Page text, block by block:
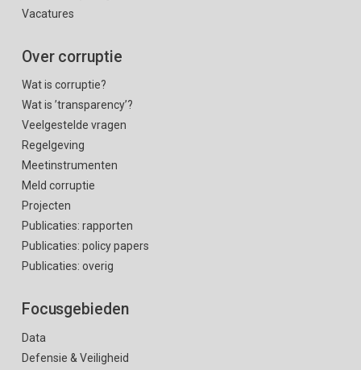
Vacatures
Over corruptie
Wat is corruptie?
Wat is ’transparency’?
Veelgestelde vragen
Regelgeving
Meetinstrumenten
Meld corruptie
Projecten
Publicaties: rapporten
Publicaties: policy papers
Publicaties: overig
Focusgebieden
Data
Defensie & Veiligheid